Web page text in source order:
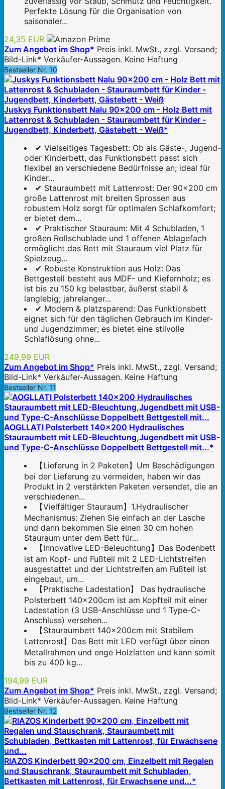
Perfekte Lösung für die Organisation von
saisonaler...
24,35 EUR
Zum Angebot im Shop* Preis inkl. MwSt., zzgl. Versand;
Bild-Link* Verkäufer-Aussagen. Keine Haftung
Bestseller Nr. 10
Juskys Funktionsbett Nalu 90x200 cm - Holz Bett mit
Lattenrost & Schubladen - Stauraumbett für Kinder -
Jugendbett, Kinderbett, Gästebett - Weiß*
✔ Vielseitiges Tagesbett: Ob als Gäste-, Jugend-
oder Kinderbett, das Funktionsbett passt sich
flexibel an verschiedene Bedürfnisse an; ideal für
Kinder...
✔ Stauraumbett mit Lattenrost: Der 90x200 cm
große Lattenrost mit breiten Sprossen aus
robustem Holz sorgt für optimalen Schlafkomfort;
er bietet dem...
✔ Praktischer Stauraum: Mit 4 Schubladen, 1
großen Rollschublade und 1 offenen Ablagefach
ermöglicht das Bett mit Stauraum viel Platz für
Spielzeug...
✔ Robuste Konstruktion aus Holz: Das
Bettgestell besteht aus MDF- und Kiefernholz; es
ist bis zu 150 kg belastbar, äußerst stabil &
langlebig; jahrelanger...
✔ Modern & platzsparend: Das Funktionsbett
eignet sich für den täglichen Gebrauch im Kinder-
und Jugendzimmer; es bietet eine stilvolle
Schlaflösung ohne...
249,99 EUR
Zum Angebot im Shop* Preis inkl. MwSt., zzgl. Versand;
Bild-Link* Verkäufer-Aussagen. Keine Haftung
Bestseller Nr. 11
AOGLLATI Polsterbett 140×200 Hydraulisches
Stauraumbett mit LED-Bleuchtung,Jugendbett mit USB-
und Type-C-Anschlüsse Doppelbett Bettgestell mit...*
【Lieferung in 2 Paketen】Um Beschädigungen
bei der Lieferung zu vermeiden, haben wir das
Produkt in 2 verstärkten Paketen versendet, die an
verschiedenen...
【Vielfältiger Stauraum】1.Hydraulischer
Mechanismus: Ziehen Sie einfach an der Lasche
und dann bekommen Sie einen 30 cm hohen
Stauraum unter dem Bett für...
【Innovative LED-Beleuchtung】Das Bodenbett
ist am Kopf- und Fußteil mit 2 LED-Lichtstreifen
ausgestattet und der Lichtstreifen am Fußteil ist
eingebaut, um...
【Praktische Ladestation】 Das hydraulische
Polsterbett 140x200cm ist am Kopfteil mit einer
Ladestation (3 USB-Anschlüsse und 1 Type-C-
Anschluss) versehen...
【Stauraumbett 140x200cm mit Stabilem
Lattenrost】Das Bett mit LED verfügt über einen
Metallrahmen und enge Holzlatten und kann somit
bis zu 400 kg...
194,99 EUR
Zum Angebot im Shop* Preis inkl. MwSt., zzgl. Versand;
Bild-Link* Verkäufer-Aussagen. Keine Haftung
Bestseller Nr. 12
RIAZOS Kinderbett 90x200 cm, Einzelbett mit Regalen
und Stauschrank, Stauraumbett mit Schubladen,
Bettkasten mit Lattenrost, für Erwachsene und...*